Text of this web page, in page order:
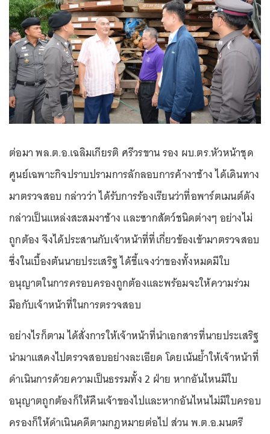
ต่อมา พล.ต.อ.เฉลิมเกียรติ ศรีวรขาน รอง ผบ.ตร.หัวหน้าชุด
ศูนย์เฉพาะกิจปราบปรามการลักลอบการค้างาช้าง ได้เดินทาง
มาตรวจสอบ กล่าวว่า ได้รับการร้องเรียนว่าที่อพาร์ตเมนต์ดัง
กล่าวเป็นแหล่งสะสมงาช้าง และซากสัตว์ชนิดต่างๆ อย่างไม่
ถูกต้อง จึงได้ประสานกับเจ้าหน้าที่ที่เกี่ยวข้องเข้ามาตรวจสอบ
ซึ่งในเบื้องต้นนายประเสริฐ ได้ชี้แจงว่าของทั้งหมดมีใบ
อนุญาตในการครอบครองถูกต้องและพร้อมจะให้ความร่วม
มือกับเจ้าหน้าที่ในการตรวจสอบ
อย่างไรก็ตาม ได้สั่งการให้เจ้าหน้าที่นำเอกสารที่นายประเสริฐ
นำมาแสดงไปตรวจสอบอย่างละเอียด โดยเน้นย้ำให้เจ้าหน้าที่
ดำเนินการด้วยความเป็นธรรมทั้ง 2 ฝ่าย หากอันไหนมีใบ
อนุญาตถูกต้องก็ให้คืนเจ้าของไปและหากอันไหนไม่มีใบครอบ
ครองก็ให้ดำเนินคดีตามกฎหมายต่อไป ส่วน พ.ต.อ.มนตรี